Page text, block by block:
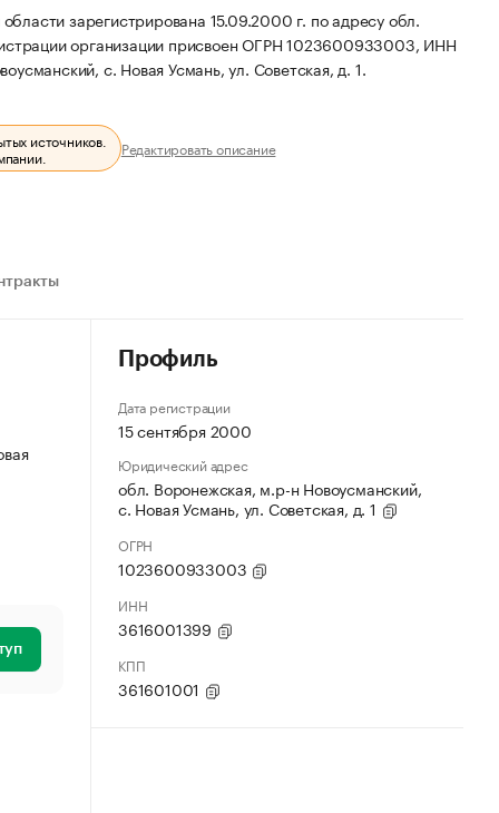
зарегистрирована 15.09.2000 г. по адресу обл.
организации присвоен ОГРН 1023600933003, ИНН
с. Новая Усмань, ул. Советская, д. 1.
источников. Редактировать описание
Профиль
Дата регистрации
15 сентября 2000
Юридический адрес
обл. Воронежская, м.р-н Новоусманский,
с. Новая Усмань, ул. Советская, д. 1
ОГРН
1023600933003
ИНН
3616001399
КПП
361601001